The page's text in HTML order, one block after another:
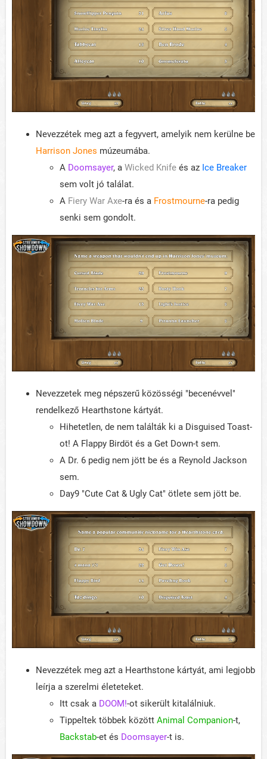
Nevezzétek meg azt a fegyvert, amelyik nem kerülne be
Harrison Jones múzeumába.
A Doomsayer, a Wicked Knife és az Ice Breaker
sem volt jó találat.
A Fiery War Axe-ra és a Frostmourne-ra pedig
senki sem gondolt.
Nevezzetek meg népszerű közösségi "becenévvel"
rendelkező Hearthstone kártyát.
Hihetetlen, de nem találták ki a Disguised Toast-
ot! A Flappy Birdöt és a Get Down-t sem.
A Dr. 6 pedig nem jött be és a Reynold Jackson
sem.
Day9 "Cute Cat & Ugly Cat" ötlete sem jött be.
Nevezzétek meg azt a Hearthstone kártyát, ami legjobb
leírja a szerelmi életeteket.
Itt csak a DOOM!-ot sikerült kitalálniuk.
Tippeltek többek között Animal Companion-t,
Backstab-et és Doomsayer-t is.